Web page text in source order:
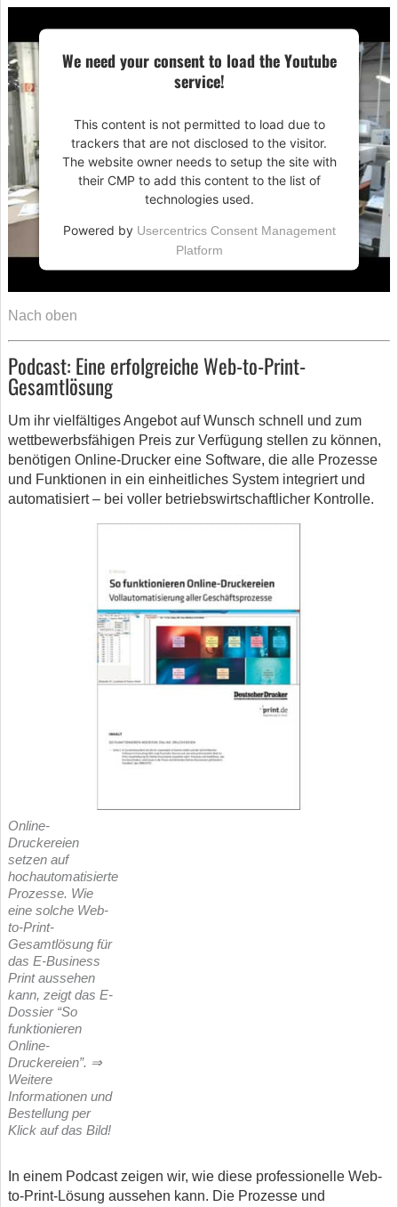
We need your consent to load the Youtube
service!
This content is not permitted to load due to
trackers that are not disclosed to the visitor.
The website owner needs to setup the site with
their CMP to add this content to the list of
technologies used.
Powered by Usercentrics Consent Management
Platform
Nach oben
Podcast: Eine erfolgreiche Web-to-Print-
Gesamtlösung
Um ihr vielfältiges Angebot auf Wunsch schnell und zum
wettbewerbsfähigen Preis zur Verfügung stellen zu können,
benötigen Online-Drucker eine Software, die alle Prozesse
und Funktionen in ein einheitliches System integriert und
automatisiert – bei voller betriebswirtschaftlicher Kontrolle.
Online-
Druckereien
setzen auf
hochautomatisierte
Prozesse. Wie
eine solche Web-
to-Print-
Gesamtlösung für
das E-Business
Print aussehen
kann, zeigt das E-
Dossier “So
funktionieren
Online-
Druckereien”. ⇒
Weitere
Informationen und
Bestellung per
Klick auf das Bild!
In einem Podcast zeigen wir, wie diese professionelle Web-
to-Print-Lösung aussehen kann. Die Prozesse und